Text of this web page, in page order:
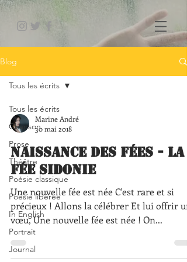
Blog
Tous les écrits
Chanson
Prose
Théâtre
Poésie classique
Poésie libérée
In English
Portrait
Journal
Tous les écrits
Marine André
30 mai 2018
Naissance des fées - La
Fée Sidonie
Une nouvelle fée est née C'est rare et si
précieux ! Allons la célébrer Et lui offrir un
vœu, Une nouvelle fée est née ! On...